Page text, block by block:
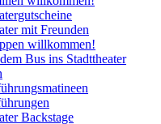
mit Freunden
willkommen!
Bus ins Stadttheater
Backstage